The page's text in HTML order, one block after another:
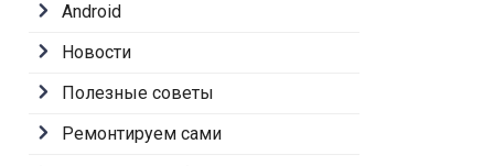
Android
Новости
Полезные советы
Ремонтируем сами